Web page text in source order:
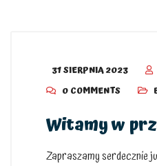
31 SIERPNIA 2023
0 COMMENTS
Witamy w
Zapraszamy serdecznie